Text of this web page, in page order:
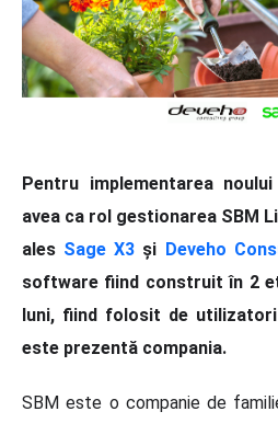
Pentru implementarea
avea ca rol gestionarea SBM
ales Sage X3 și Deveho
software fiind construit în 2
luni, fiind folosit de
este prezentă compania.
SBM este o companie de